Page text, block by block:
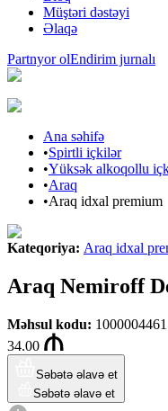
Müştəri dəstəyi
Əlaqə
Partnyor olEndirim jurnalı
Ana səhifə
•Spirtli içkilər
•Yüksək alkoqollu
•Araq
•Araq idxal premium
Kateqoriya: Araq idxal
Araq Nemiroff
Məhsul kodu: 1000004461
34.00
Səbətə əlavə et
Səbətə əlavə et